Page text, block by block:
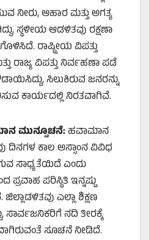
ನೀರು, ಆಹಾರ ಮತ್ತು ಅಗತ್ಯ
ಸ್ಥಳೀಯ ಆಡಳಿತವು ರಕ್ಷಣಾ
ರಾಷ್ಟ್ರೀಯ ವಿಪತ್ತು
ರಾಜ್ಯ ವಿಪತ್ತು ನಿರ್ವಹಣಾ ಪಡೆ
ಸಿಲುಕಿರುವ ಜನರನ್ನು
ಕಾರ್ಯದಲ್ಲಿ ನಿರತವಾಗಿವೆ.
ಮುನ್ಸೂಚನೆ:ಹವಾಮಾನ
ಕಾಲ ಅಸ್ಸಾಂನ ವಿವಿಧ
ಸಾಧ್ಯತೆಯಿದೆ ಎಂದು
ಪರಿಸ್ಥಿತಿ ಇನ್ನಷ್ಟು
ಎಲ್ಲಾ ಶಿಕ್ಷಣ
ಸಾರ್ವಜನಿಕರಿಗೆ ನದಿ ತೀರಕ್ಕೆ
ಸೂಚನೆ ನೀಡಿದೆ.